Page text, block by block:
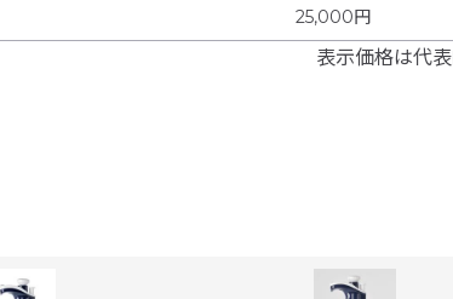
25,000円
表示価格は代